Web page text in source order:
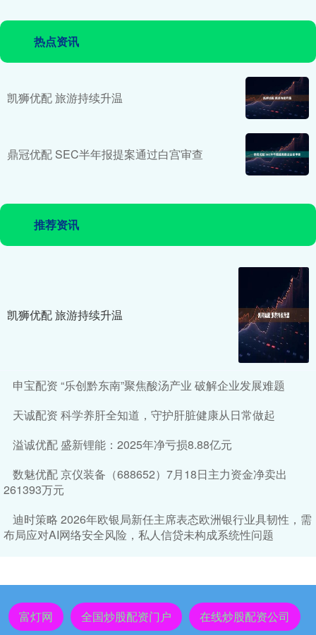
热点资讯
凯狮优配 旅游持续升温
鼎冠优配 SEC半年报提案通过白宫审查
推荐资讯
凯狮优配 旅游持续升温
申宝配资 “乐创黔东南”聚焦酸汤产业 破解企业发展难题
天诚配资 科学养肝全知道，守护肝脏健康从日常做起
溢诚优配 盛新锂能：2025年净亏损8.88亿元
数魅优配 京仪装备（688652）7月18日主力资金净卖出
261393万元
迪时策略 2026年欧银局新任主席表态欧洲银行业具韧性，需
布局应对AI网络安全风险，私人信贷未构成系统性问题
富灯网 全国炒股配资门户 在线炒股配资公司